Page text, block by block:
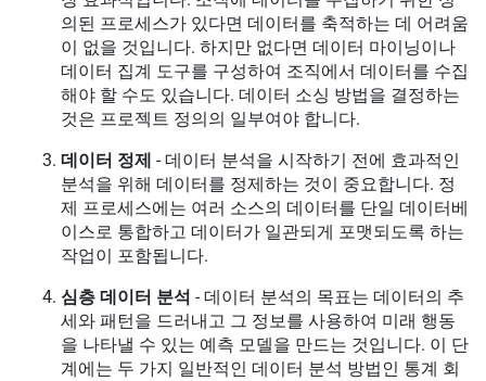
의된 프로세스가 있다면 데이터를 축적하는 데 어려움
이 없을 것입니다. 하지만 없다면 데이터 마이닝이나
데이터 집계 도구를 구성하여 조직에서 데이터를 수집
해야 할 수도 있습니다. 데이터 소싱 방법을 결정하는
것은 프로젝트 정의의 일부여야 합니다.
데이터 정제 - 데이터 분석을 시작하기 전에 효과적인
분석을 위해 데이터를 정제하는 것이 중요합니다. 정
제 프로세스에는 여러 소스의 데이터를 단일 데이터베
이스로 통합하고 데이터가 일관되게 포맷되도록 하는
작업이 포함됩니다.
심층 데이터 분석 - 데이터 분석의 목표는 데이터의 추
세와 패턴을 드러내고 그 정보를 사용하여 미래 행동
을 나타낼 수 있는 예측 모델을 만드는 것입니다. 이 단
계에는 두 가지 일반적인 데이터 분석 방법인 통계 회